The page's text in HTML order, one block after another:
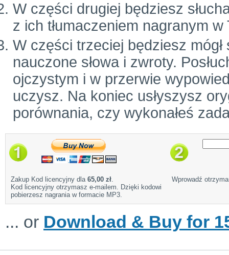
W części drugiej będziesz
z ich tłumaczeniem nagranym
W części trzeciej będziesz
nauczone słowa i zwroty.
ojczystym i w przerwie
uczysz. Na koniec usłyszysz
porównania, czy wykonałeś
Zakup Kod licencyjny dla 65,00 zł.
Kod licencyjny otrzymasz e-mailem. Dzięki kodowi
pobierzesz nagrania w formacie MP3.
Wprowadź
... or Download & Buy for